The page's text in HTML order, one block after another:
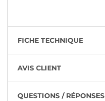
FICHE TECHNIQUE
AVIS CLIENT
QUESTIONS / RÉPONSES